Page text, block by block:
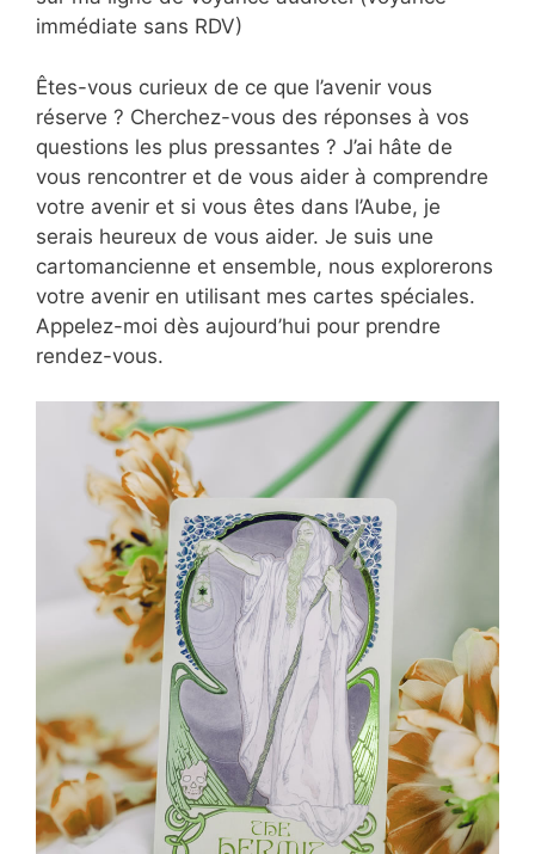
immédiate sans RDV)
Êtes-vous curieux de ce que l’avenir vous
réserve ? Cherchez-vous des réponses à vos
questions les plus pressantes ? J’ai hâte de
vous rencontrer et de vous aider à comprendre
votre avenir et si vous êtes dans l’Aube, je
serais heureux de vous aider. Je suis une
cartomancienne et ensemble, nous explorerons
votre avenir en utilisant mes cartes spéciales.
Appelez-moi dès aujourd’hui pour prendre
rendez-vous.